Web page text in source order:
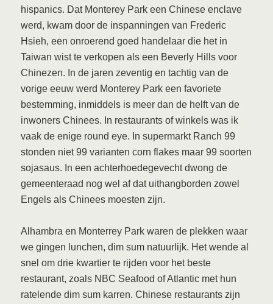
hispanics. Dat Monterey Park een Chinese enclave
werd, kwam door de inspanningen van Frederic
Hsieh, een onroerend goed handelaar die het in
Taiwan wist te verkopen als een Beverly Hills voor
Chinezen. In de jaren zeventig en tachtig van de
vorige eeuw werd Monterey Park een favoriete
bestemming, inmiddels is meer dan de helft van de
inwoners Chinees. In restaurants of winkels was ik
vaak de enige round eye. In supermarkt Ranch 99
stonden niet 99 varianten corn flakes maar 99 soorten
sojasaus. In een achterhoedegevecht dwong de
gemeenteraad nog wel af dat uithangborden zowel
Engels als Chinees moesten zijn.
Alhambra en Monterrey Park waren de plekken waar
we gingen lunchen, dim sum natuurlijk. Het wende al
snel om drie kwartier te rijden voor het beste
restaurant, zoals NBC Seafood of Atlantic met hun
ratelende dim sum karren. Chinese restaurants zijn